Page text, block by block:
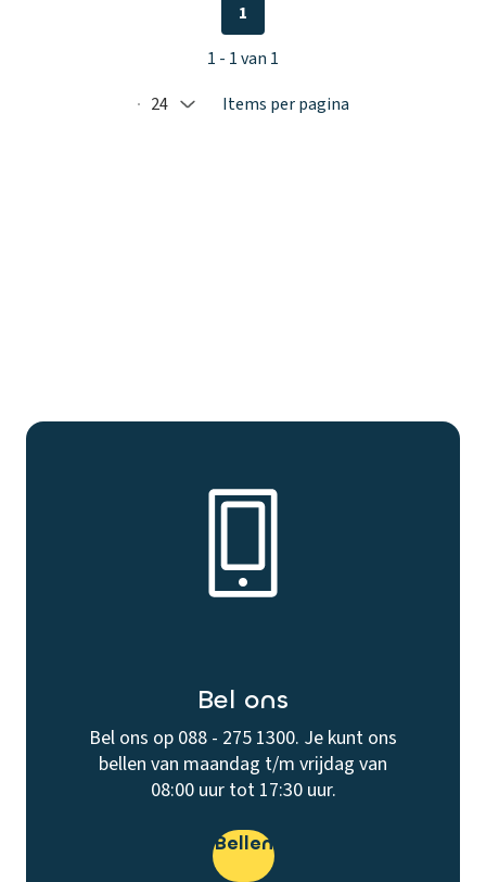
Selected: 24
24 Items per pagina
1
1 - 1 van 1
Bel ons
Bel ons op 088 - 275 1300. Je kunt ons
bellen van maandag t/m vrijdag van
08:00 uur tot 17:30 uur.
Bellen